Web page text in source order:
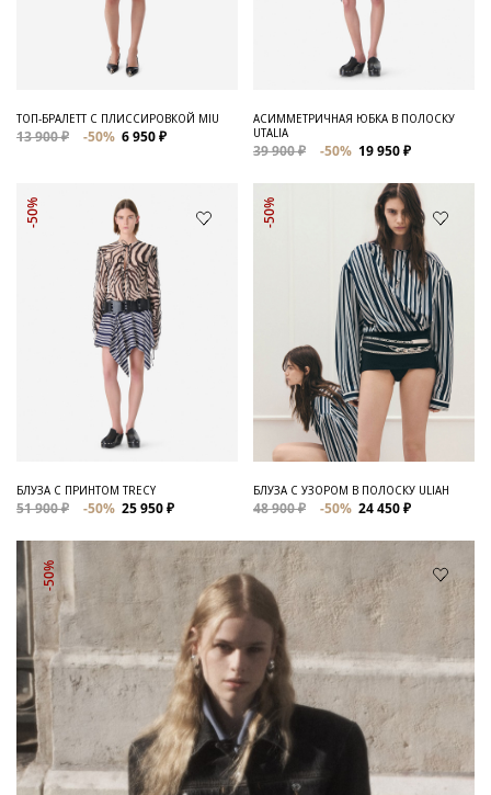
ТОП-БРАЛЕТТ С ПЛИССИРОВКОЙ MIU
13 900 ₽ -50% 6 950 ₽
АСИММЕТРИЧНАЯ ЮБКА В ПОЛОСКУ
UTALIA
39 900 ₽ -50% 19 950 ₽
-50%
БЛУЗА С ПРИНТОМ TRECY
51 900 ₽ -50% 25 950 ₽
-50%
БЛУЗА С УЗОРОМ В ПОЛОСКУ ULIAH
48 900 ₽ -50% 24 450 ₽
-50%